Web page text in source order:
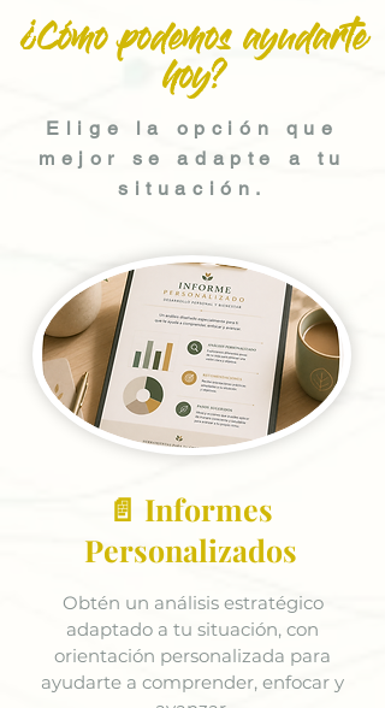
¿Cómo podemos ayudarte
hoy?
Elige la opción que
mejor se adapte a tu
situación.
📄 Informes
Personalizados
Obtén un análisis estratégico
adaptado a tu situación, con
orientación personalizada para
ayudarte a comprender, enfocar y